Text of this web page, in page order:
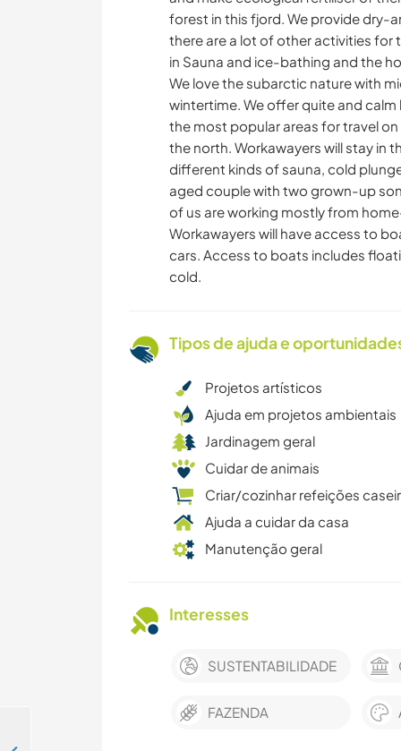
forest in this fjord. We provide
there are a lot of other activities for
in Sauna and ice-bathing and the
We love the subarctic nature with
wintertime. We offer quite and
the most popular areas for travel
the north. Workawayers will stay in
different kinds of sauna, cold
aged couple with two grown-up
of us are working mostly from
Workawayers will have access to
cars. Access to boats includes
cold.
Tipos de ajuda e
Projetos artísticos
Ajuda em projetos ambientais
Jardinagem geral
Cuidar de animais
Criar/cozinhar refeições
Ajuda a cuidar da casa
Manutenção geral
Interesses
SUSTENTABILIDADE
FAZENDA